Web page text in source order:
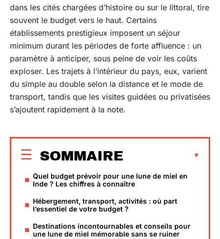
dans les cités chargées d’histoire ou sur le littoral, tire
souvent le budget vers le haut. Certains
établissements prestigieux imposent un séjour
minimum durant les périodes de forte affluence : un
paramètre à anticiper, sous peine de voir les coûts
exploser. Les trajets à l’intérieur du pays, eux, varient
du simple au double selon la distance et le mode de
transport, tandis que les visites guidées ou privatisées
s’ajoutent rapidement à la note.
SOMMAIRE
Quel budget prévoir pour une lune de miel en
Inde ? Les chiffres à connaître
Hébergement, transport, activités : où part
l’essentiel de votre budget ?
Destinations incontournables et conseils pour
une lune de miel mémorable sans se ruiner